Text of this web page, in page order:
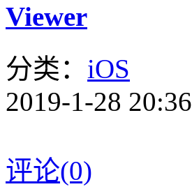
Viewer
分类： iOS
2019-1-28 20:36
评论(0)